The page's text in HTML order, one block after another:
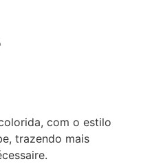
com o estilo
trazendo mais